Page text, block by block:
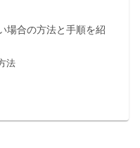
場合の方法と手順を紹
法